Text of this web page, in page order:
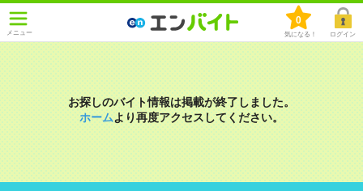
メニュー
0
気になる！ ログイン
お探しのバイト情報は掲載が終了しました。
ホームより再度アクセスしてください。